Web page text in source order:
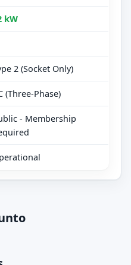
kW
2 (Socket Only)
(Three-Phase)
- Membership